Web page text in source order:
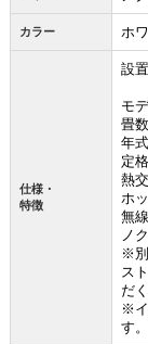
カラー ホ
仕様・
特徴
設
モ
畳
年
定
熱
ホ
無
ノ
※別
ス
だ
※イ
す。